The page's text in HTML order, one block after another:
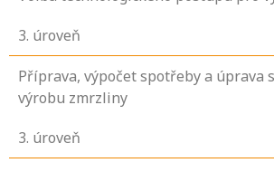
3. úroveň
Příprava, výpočet spotřeby a úprava
výrobu zmrzliny
3. úroveň